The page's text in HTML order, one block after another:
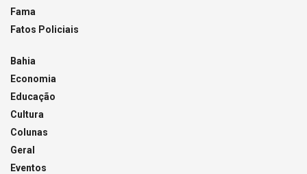
Fama
Fatos Policiais
Bahia
Economia
Educação
Cultura
Colunas
Geral
Eventos